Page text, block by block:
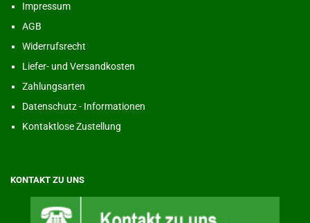
Impressum
AGB
Widerrufsrecht
Liefer- und Versandkosten
Zahlungsarten
Datenschutz - Informationen
Kontaktlose Zustellung
KONTAKT ZU UNS